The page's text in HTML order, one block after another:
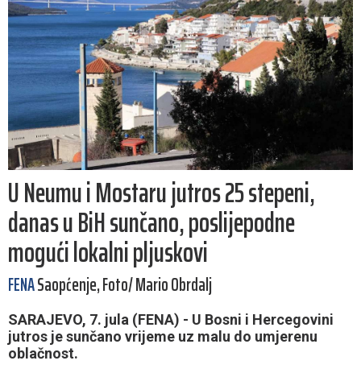
U Neumu i Mostaru jutros 25 stepeni,
danas u BiH sunčano, poslijepodne
mogući lokalni pljuskovi
FENASaopćenje, Foto/ Mario Obrdalj
SARAJEVO, 7. jula (FENA) - U Bosni i Hercegovini
jutros je sunčano vrijeme uz malu do umjerenu
oblačnost.